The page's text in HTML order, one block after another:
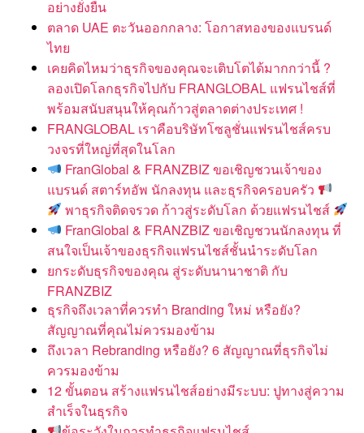
อย่างยั่งยืน
ตลาด UAE ตะวันออกกลาง: โอกาสทองของแบรนด์
ไทย
เคยคิดไหมว่าธุรกิจของคุณจะเติบโตได้มากกว่านี้ ?
ลองเปิดโลกธุรกิจไปกับ FRANGLOBAL แฟรนไชส์ที่
พร้อมสนับสนุนให้คุณก้าวสู่ตลาดต่างประเทศ !
FRANGLOBAL เราคือบริษัทโซลูชั่นแฟรนไชส์ครบ
วงจรที่ใหญ่ที่สุดในโลก
FranGlobal & FRANZBIZ ขอเชิญชวนเจ้าของ
แบรนด์ สตาร์ทอัพ นักลงทุน และธุรกิจครอบครัว
พาธุรกิจติดจรวด ก้าวสู่ระดับโลก ด้วยแฟรนไชส์
FranGlobal & FRANZBIZ ขอเชิญชวนนักลงทุน ที่
สนใจเป็นเจ้าของธุรกิจแฟรนไชส์ชั้นนำระดับโลก
ยกระดับธุรกิจของคุณ สู่ระดับนานาชาติ กับ
FRANZBIZ
ธุรกิจถึงเวลาที่ควรทำ Branding ใหม่ หรือยัง?
สัญญาณที่คุณไม่ควรมองข้าม
ถึงเวลา Rebranding หรือยัง? 6 สัญญาณที่ธุรกิจไม่
ควรมองข้าม
12 ขั้นตอน สร้างแฟรนไชส์อย่างมีระบบ: ปูทางสู่ความ
สำเร็จในธุรกิจ